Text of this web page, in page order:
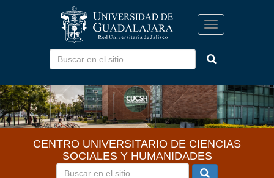
Toggle
navigation
CENTRO UNIVERSITARIO DE CIENCIAS
SOCIALES Y HUMANIDADES